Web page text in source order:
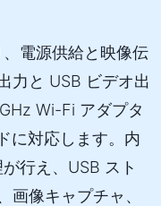
電源供給と映像伝
力と USB ビデオ出
Wi-Fi アダプタ
に対応します。内
行え、USB スト
画像キャプチャ、